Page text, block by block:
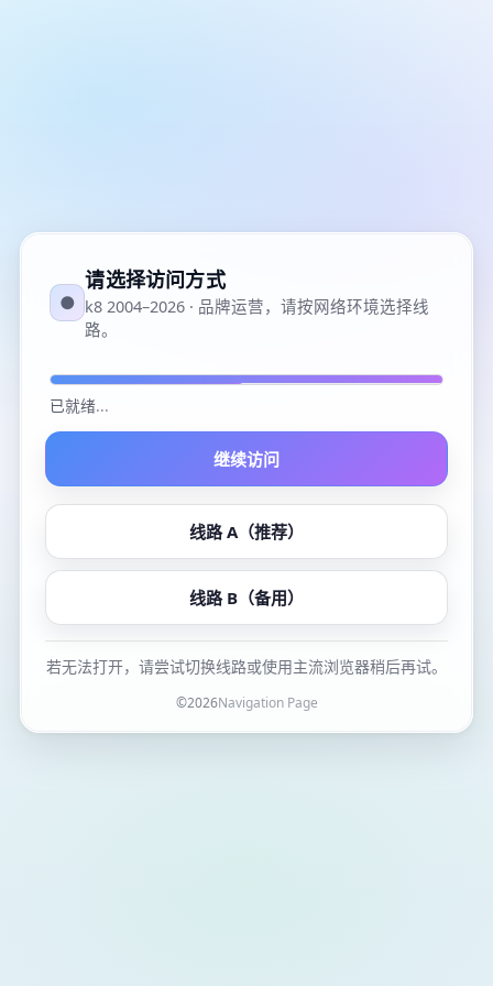
●
请选择访问方式
k8 2004–2026 · 品牌运营，请按网络环境选择线
路。
已就绪...
继续访问
线路 A（推荐）
线路 B（备用）
若无法打开，请尝试切换线路或使用主流浏览器稍后再试。
©2026Navigation Page